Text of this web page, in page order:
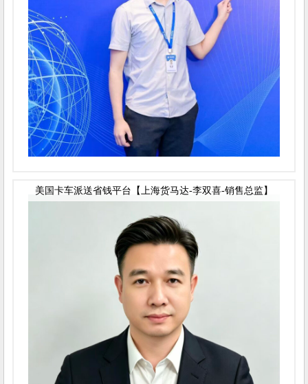
美国卡车派送省钱平台【上海货马达-李双喜-销售总监】